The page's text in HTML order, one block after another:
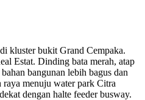
kluster bukit Grand Cempaka.
Estat. Dinding bata merah, atap
bangunan lebih bagus dan
menuju water park Citra
dengan halte feeder busway.